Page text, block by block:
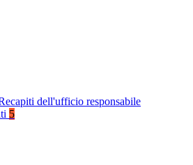
dell'ufficio responsabile
5